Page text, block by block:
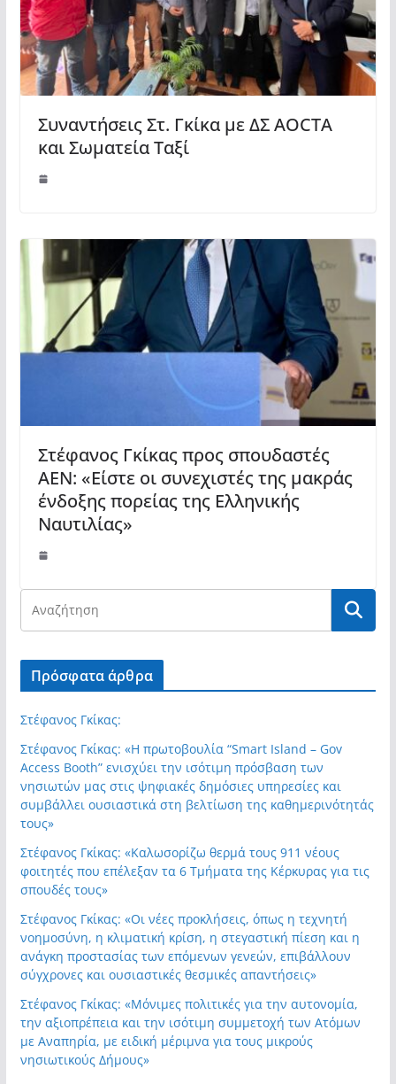
Συναντήσεις Στ. Γκίκα με ΔΣ AOCTA
και Σωματεία Ταξί
Στέφανος Γκίκας προς σπουδαστές
ΑΕΝ: «Είστε οι συνεχιστές της μακράς
ένδοξης πορείας της Ελληνικής
Ναυτιλίας»
Πρόσφατα άρθρα
Στέφανος Γκίκας:
Στέφανος Γκίκας: «Η πρωτοβουλία “Smart Island – Gov
Access Booth” ενισχύει την ισότιμη πρόσβαση των
νησιωτών μας στις ψηφιακές δημόσιες υπηρεσίες και
συμβάλλει ουσιαστικά στη βελτίωση της καθημερινότητάς
τους»
Στέφανος Γκίκας: «Καλωσορίζω θερμά τους 911 νέους
φοιτητές που επέλεξαν τα 6 Τμήματα της Κέρκυρας για τις
σπουδές τους»
Στέφανος Γκίκας: «Οι νέες προκλήσεις, όπως η τεχνητή
νοημοσύνη, η κλιματική κρίση, η στεγαστική πίεση και η
ανάγκη προστασίας των επόμενων γενεών, επιβάλλουν
σύγχρονες και ουσιαστικές θεσμικές απαντήσεις»
Στέφανος Γκίκας: «Μόνιμες πολιτικές για την αυτονομία,
την αξιοπρέπεια και την ισότιμη συμμετοχή των Ατόμων
με Αναπηρία, με ειδική μέριμνα για τους μικρούς
νησιωτικούς Δήμους»